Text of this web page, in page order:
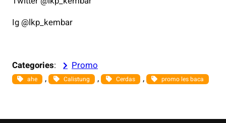
Ig @lkp_kembar
Categories: Promo
ahe , Calistung , Cerdas , promo les baca